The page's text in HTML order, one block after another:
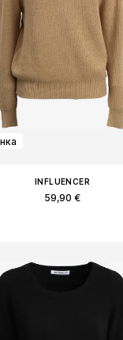
INFLUENCER
59,90 €